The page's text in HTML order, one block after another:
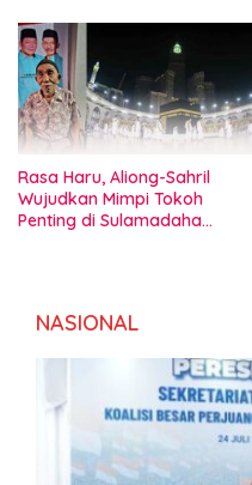
Rasa Haru, Aliong-Sahril
Wujudkan Mimpi Tokoh
Penting di Sulamadaha
NASIONAL